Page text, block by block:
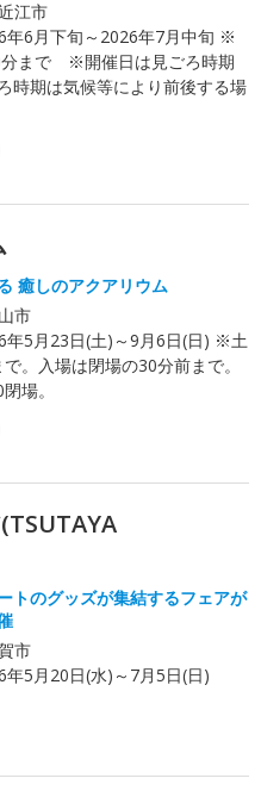
江市
年6月下旬～2026年7月中旬 ※
分まで ※開催日は見ごろ時期
時期は気候等により前後する場
癒しのアクアリウム
市
年5月23日(土)～9月6日(日) ※土
。入場は閉場の30分前まで。
場。
トのグッズが集結するフェアが
市
年5月20日(水)～7月5日(日)